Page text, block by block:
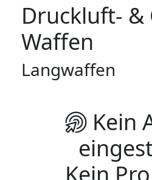
Druckluft- &
Waffen
Langwaffen
Kein